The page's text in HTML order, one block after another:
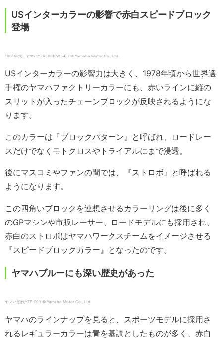
USインターカラーの影響で赤白スピードブロック
登場
1981年式・ヤマハYZR500(0W54) / © Yamaha Motor Co., Ltd.
USインターカラーの影響力は大きく、1978年頃から世界選
手権のヤマハファクトリーカラーにも、赤いラインに縦の
スリットが入ったチェーンブロックが反映されるようにな
ります。
このカラーは『ブロックパターン』と呼ばれ、ロードレー
スだけでなくモトクロスやトライアルにまで浸透。
後にマスコミやファンの間では、『ストロボ』と呼ばれる
ようになります。
この四角いブロックを連想させるカラーリングは後に多く
のGPマシンや市販レーサー、ロードモデルにも採用され、
赤白のストロボはヤマハワークスチームをイメージさせる
『スピードブロックカラー』となったのです。
ヤマハブルーにも深い歴史があった
ヤマハ初代YZF-R1 / © Yamaha Motor Co., Ltd.
ヤマハのラインナップを見ると、スポーツモデルに採用さ
れるレギュラーカラーは青を基調としたものが多く、赤白